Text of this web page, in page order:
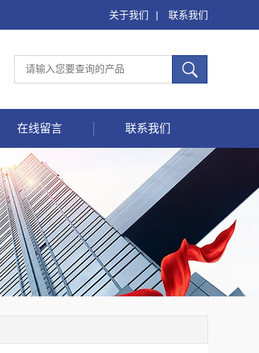
关于我们 | 联系我们
在线留言 联系我们